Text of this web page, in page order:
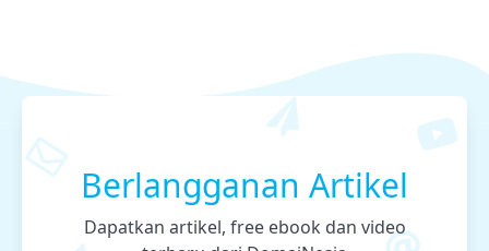
Berlangganan Artikel
Dapatkan artikel, free ebook dan video